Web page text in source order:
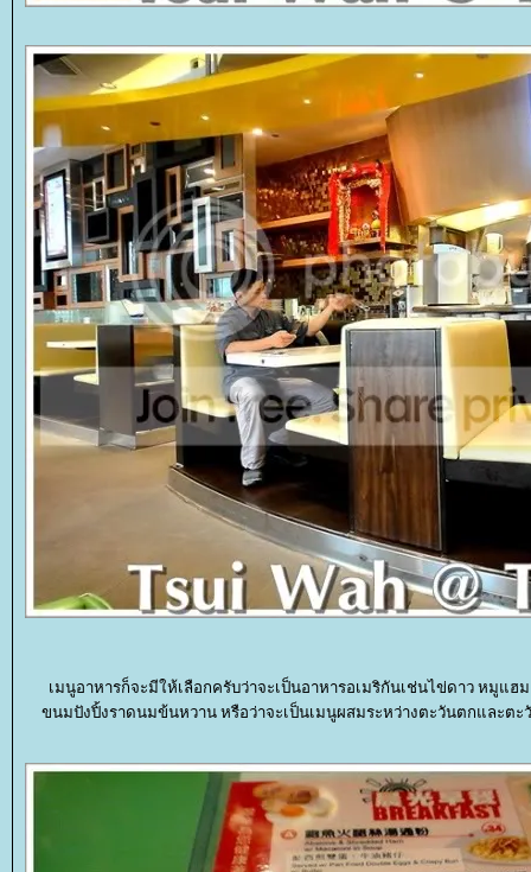
เมนูอาหารก็จะมีให้เลือกครับว่าจะเป็นอาหารอเมริกันเช่นไข่ดาว หมูแ
ขนมปังปิ้งราดนมข้นหวาน หรือว่าจะเป็นเมนูผสมระหว่างตะวันตกและ